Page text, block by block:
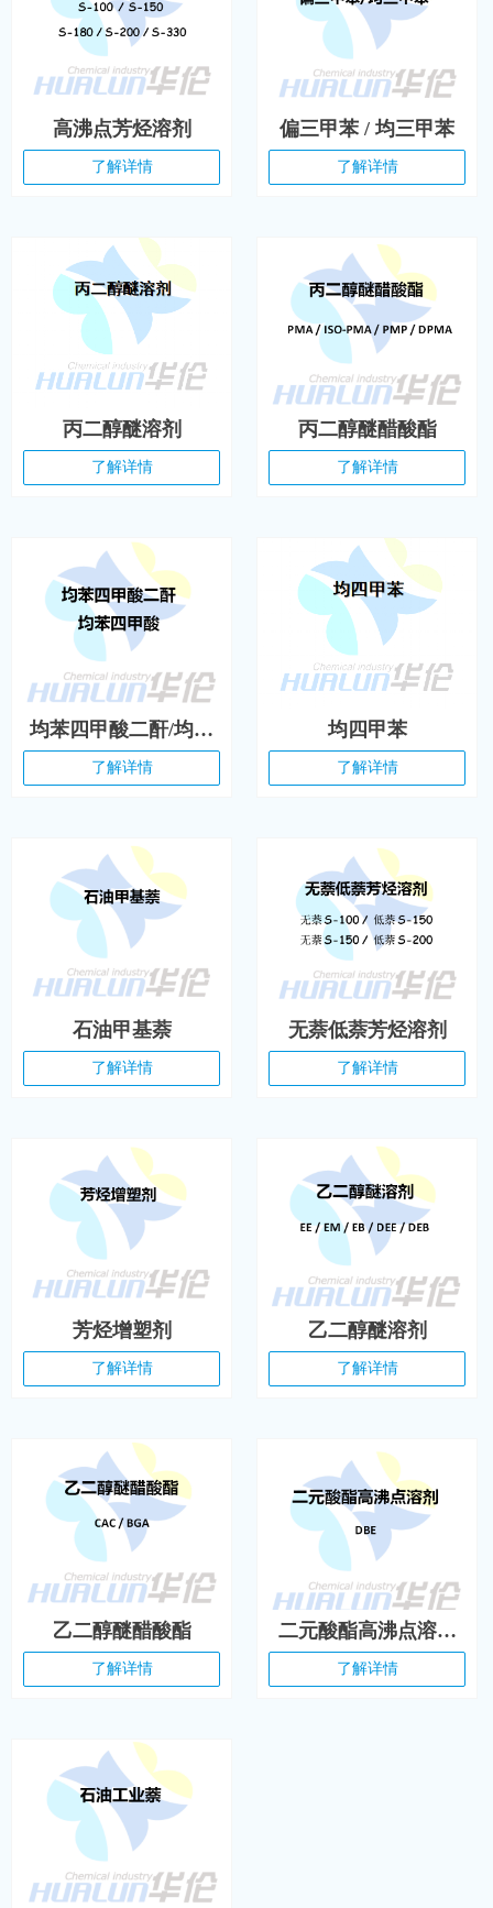
高沸点芳烃溶剂
了解详情
偏三甲苯 / 均三甲苯
了解详情
丙二醇醚溶剂
了解详情
丙二醇醚醋酸酯
了解详情
均苯四甲酸二酐/均苯
四甲酸
了解详情
均四甲苯
了解详情
石油甲基萘
了解详情
无萘低萘芳烃溶剂
了解详情
芳烃增塑剂
了解详情
乙二醇醚溶剂
了解详情
乙二醇醚醋酸酯
了解详情
二元酸酯高沸点溶剂
DBE
了解详情